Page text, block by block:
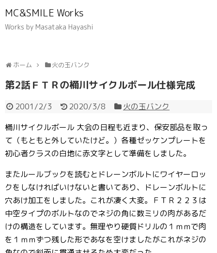
MC&SMILE Works
Works by Masataka Hayashi
ホーム 火の玉バンク
第2話ＦＴＲの桶川サイクルボール仕様完成
2001/2/3 2020/3/8
火の玉バンク
桶川サイクルボール 大会の日程も近まり、保安部品を取っ
て（もともと外していたけど。）各種ゼッケンプレートを
初心者クラスの白地に赤文字として準備をしました。
またルールブックを読むとドレーンボルトにワイヤーロッ
クをしなければいけないと書いてあり、ドレーンボルトに
穴あけ加工をしました。これが凄く大変。ＦＴＲ２２３は
中空タイプのボルトなのでネジの角に数ミリの肉があるだ
けの構造をしています。無理やり硬質ドリルの１ｍｍで肉
を１ｍｍずつ残した形であなを空けましたがこれがネジの